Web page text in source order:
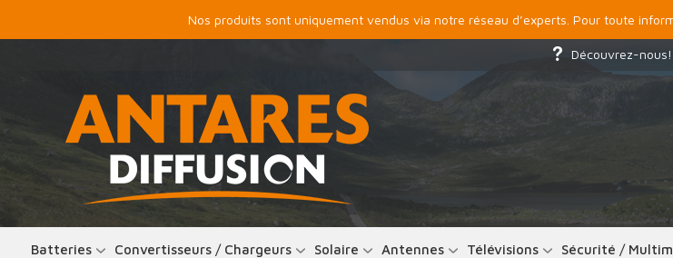
Nos produits sont uniquement vendus via notre réseau d’experts. Pour toute
Découvrez-nous!
Batteries Convertisseurs / Chargeurs Solaire Antennes Télévisions Sécurité /